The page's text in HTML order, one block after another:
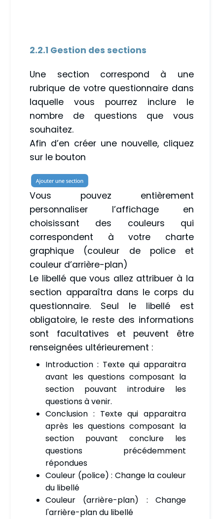
2.2.1 Gestion des sections
Une section correspond à une
rubrique de votre questionnaire dans
laquelle vous pourrez inclure le
nombre de questions que vous
souhaitez.
Afin d’en créer une nouvelle, cliquez
sur le bouton
Vous pouvez entièrement
personnaliser l’affichage en
choisissant des couleurs qui
correspondent à votre charte
graphique (couleur de police et
couleur d’arrière-plan)
Le libellé que vous allez attribuer à la
section apparaîtra dans le corps du
questionnaire. Seul le libellé est
obligatoire, le reste des informations
sont facultatives et peuvent être
renseignées ultérieurement :
Introduction : Texte qui apparaitra
avant les questions composant la
section pouvant introduire les
questions à venir.
Conclusion : Texte qui apparaitra
après les questions composant la
section pouvant conclure les
questions précédemment
répondues
Couleur (police) : Change la couleur
du libellé
Couleur (arrière-plan) : Change
l'arrière-plan du libellé